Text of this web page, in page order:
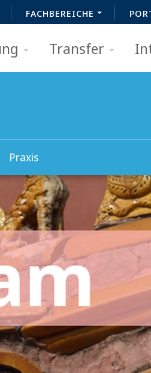
FACHBEREICHE
Transfer
Praxis